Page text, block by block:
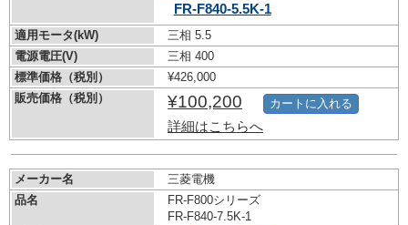
FR-F840-5.5K-1
適用モータ(kW)
三相 5.5
電源電圧(V)
三相 400
標準価格（税別）
¥426,000
販売価格（税別）
¥100,200
詳細はこちらへ
カートに入れる
メーカー名
三菱電機
品名
FR-F800シリーズ
FR-F840-7.5K-1